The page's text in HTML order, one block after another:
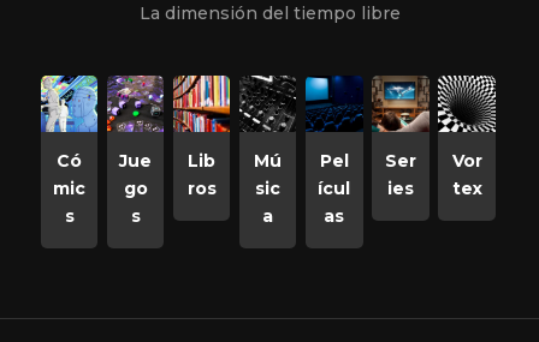
La dimensión del tiempo libre
Có
mic
s
Jue
go
s
Lib
ros
Mú
sic
a
Pel
ícul
as
Ser
ies
Vor
tex